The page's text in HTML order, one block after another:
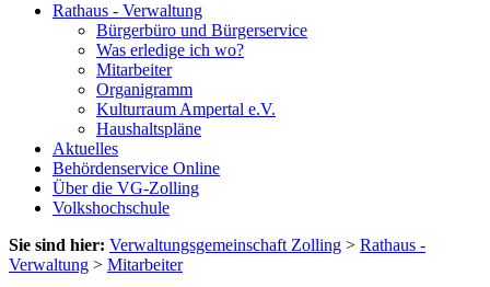
Rathaus - Verwaltung
Bürgerbüro und Bürgerservice
Was erledige ich wo?
Mitarbeiter
Organigramm
Kulturraum Ampertal e.V.
Haushaltspläne
Aktuelles
Behördenservice Online
Über die VG-Zolling
Volkshochschule
Sie sind hier: Verwaltungsgemeinschaft Zolling > Rathaus -
Verwaltung > Mitarbeiter